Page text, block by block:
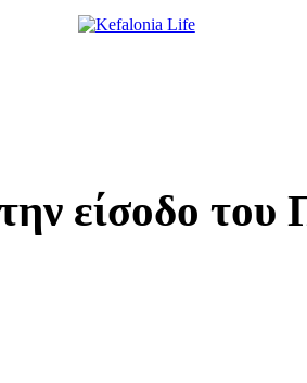
είσοδο του